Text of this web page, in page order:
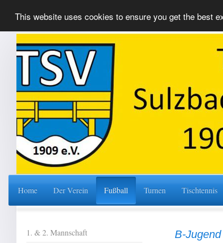
This website uses cookies to ensure you get the best
Home Der Verein Fußball Turnen Tischtennis
B-Jugend
1. & 2. Mannschaft